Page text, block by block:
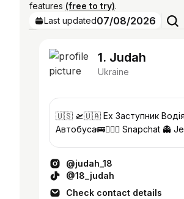
features (free to try).
Last updated07/08/2026
1. Judah
Ukraine
🇺🇸 🛫🇺🇦⁣ Ex Заступник
@judah_18
@18_judah
Check contact details